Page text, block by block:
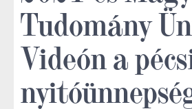
Tudomány
Videón a